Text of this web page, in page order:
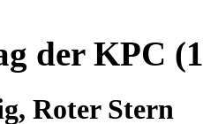
der KPC
Roter Stern